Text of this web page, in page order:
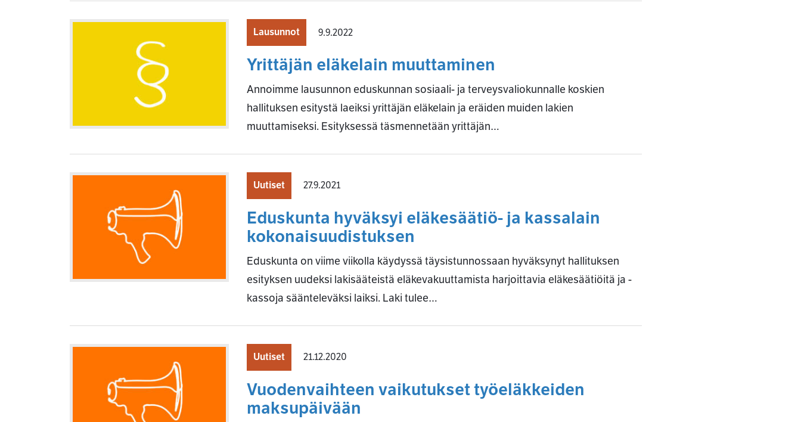
Lausunnot 9.9.2022
Yrittäjän eläkelain muuttaminen
Annoimme lausunnon eduskunnan sosiaali- ja terveysvaliokunnalle koskien
hallituksen esitystä laeiksi yrittäjän eläkelain ja eräiden muiden lakien
muuttamiseksi. Esityksessä täsmennetään yrittäjän…
Uutiset 27.9.2021
Eduskunta hyväksyi eläkesäätiö- ja kassalain
kokonaisuudistuksen
Eduskunta on viime viikolla käydyssä täysistunnossaan hyväksynyt hallituksen
esityksen uudeksi lakisääteistä eläkevakuuttamista harjoittavia eläkesäätiöitä ja -
kassoja säänteleväksi laiksi. Laki tulee…
Uutiset 21.12.2020
Vuodenvaihteen vaikutukset työeläkkeiden
maksupäivään